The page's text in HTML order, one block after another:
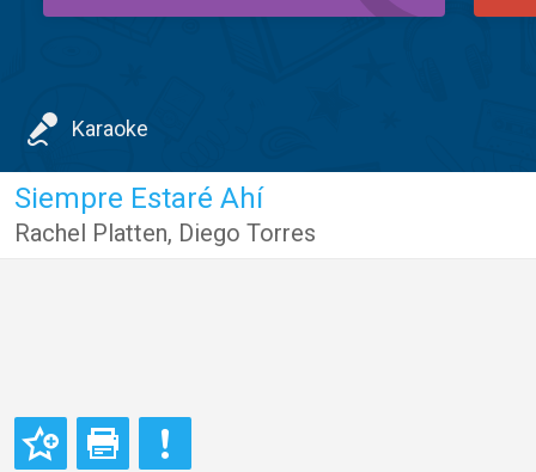
Karaoke
Siempre Estaré Ahí
Rachel Platten, Diego Torres